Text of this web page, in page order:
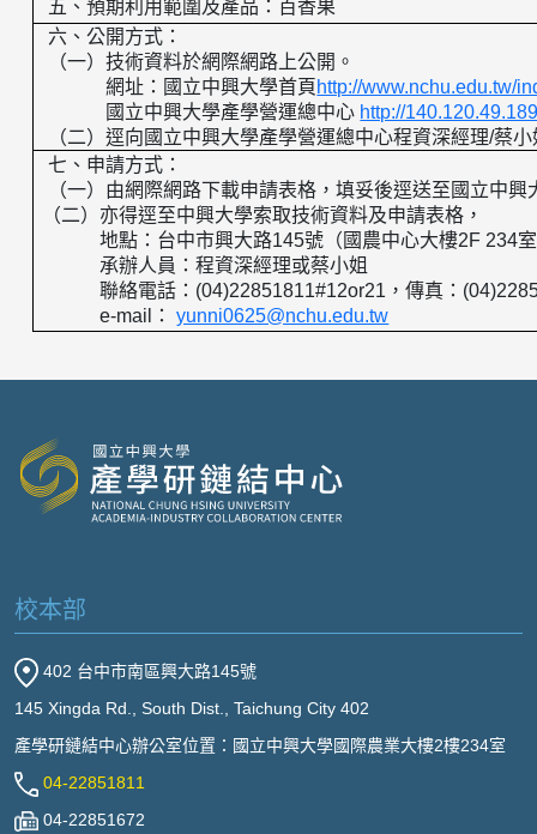
五、預期利用範圍及產品：百香果
六、公開方式：
（一）技術資料於網際網路上公開。
網址：國立中興大學首頁 http://www.nchu.edu.tw/
國立中興大學產學營運總中心 http://
（二）逕向國立中興大學產學營運總中心程資深經理/蔡小
七、申請方式：
（一）由網際網路下載申請表格，填妥後逕送至國立中
（二）亦得逕至中興大學索取技術資料及申請表格，
地點：台中市興大路145號（國農中心大樓2F 234
承辦人員：程資深經理或蔡小姐
聯絡電話： (04)22851811#12or21 ，傳真：
e-mail
： yunni0625@nchu.edu.tw
校本部
402 台中市南區興大路145號
145 Xingda Rd., South Dist., Taichung City 402
產學研鏈結中心辦公室位置：國立中興大學國際農業大樓2樓234室
04-22851811
04-22851672